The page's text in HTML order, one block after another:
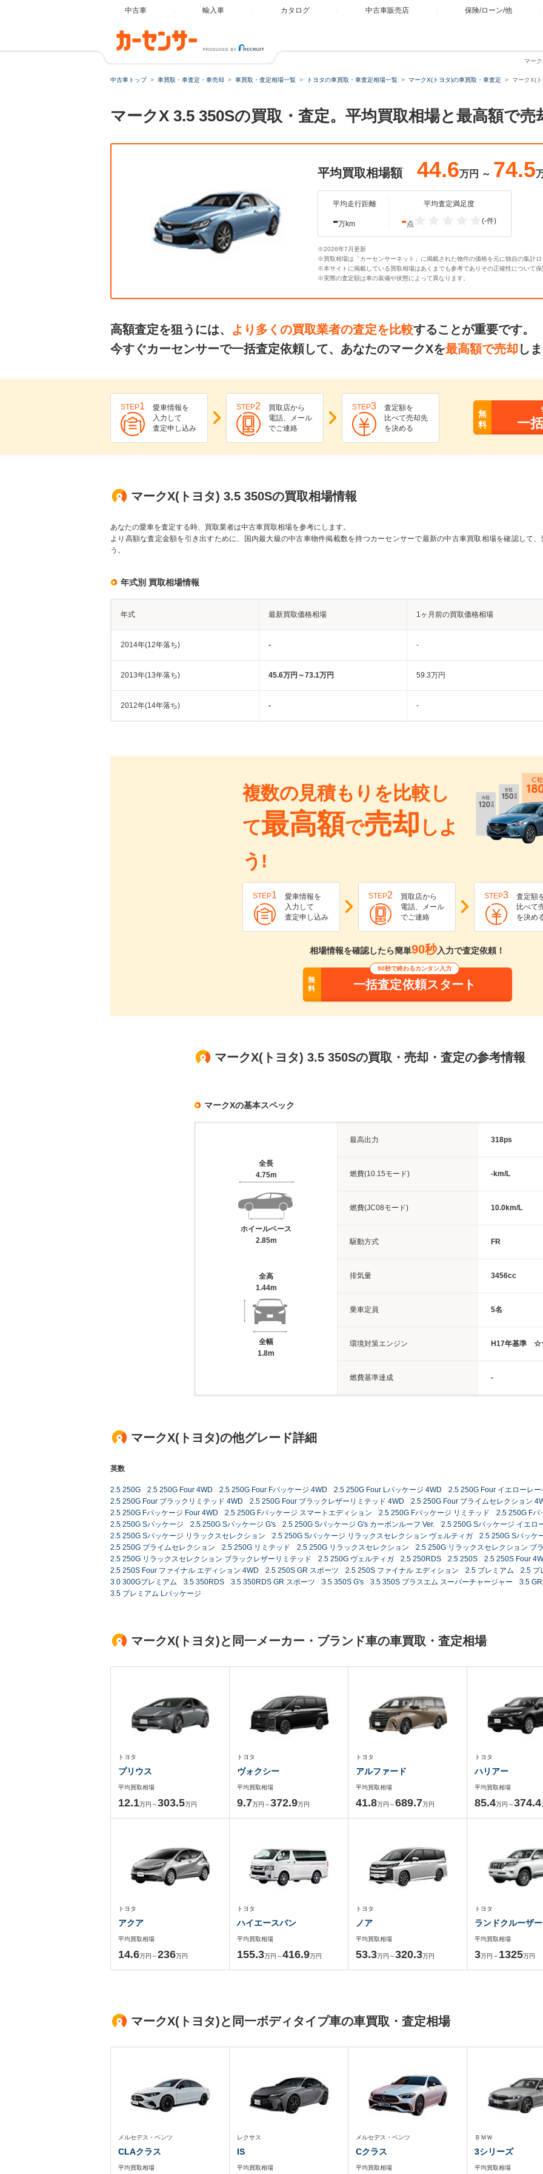
中古車 輸入車 カタログ 中古車販売店 保険/ローン/他
マー
中古車トップ 車買取・車査定・車売却 車買取・査定相場一覧 トヨタの車買取・車査定相場一覧 マークX(トヨタ)の車買取・車査定 マークX(
マークX 3.5 350Sの買取・査定。平均買取相場と最高額で売
平均買取相場額 44.6万円 ～ 74.5
平均走行距離
-万km
平均査定満足度
-点 (-件)
※2026年7月更新
※買取相場は「カーセンサーネット」に掲載された物件の価格を元に独自の集計
※本サイトに掲載している買取相場はあくまでも参考でありその正確性について
※実際の査定額は車の装備や状態によって異なります。
高額査定を狙うには、 より多くの買取業者の査定を比較することが重要です。
今すぐカーセンサーで一括査定依頼して、あなたのマークXを最高額で売却 し
STEP1
愛車情報を
入力して
査定申し込み
STEP2
買取店から
電話、メール
でご連絡
STEP3
査定額を
比べて売却先
を決める
無
料
一
マークX(トヨタ) 3.5 350Sの買取相場情報
あなたの愛車を査定する時、買取業者は中古車買取相場を参考にします。
より高額な査定金額を引き出すために、国内最大級の中古車物件掲載数を持つカーセンサーで最新の中古車買取相場を確認して
う。
年式別 買取相場情報
年式 最新買取価格相場 1ヶ月前の買取価格相場
2014年(12年落ち) - -
2013年(13年落ち) 45.6万円～73.1万円 59.3万円
2012年(14年落ち) - -
複数の見積もりを比較し
て最高額で売却 しよ
う!
STEP1
愛車情報を
入力して
査定申し込み
STEP2
買取店から
電話、メール
でご連絡
STEP3
査定額
比べて
を決め
相場情報を確認したら簡単90秒入力で査定依頼！
無
料
90秒で終わるカンタン入力
一括査定依頼スタート
マークX(トヨタ) 3.5 350Sの買取・売却・査定の参考情報
マークXの基本スペック
全長
4.75m
ホイールベース
2.85m
全高
1.44m
全幅
1.8m
最高出力 318ps
燃費(10.15モード) -km/L
燃費(JC08モード) 10.0km/L
駆動方式 FR
排気量 3456cc
乗車定員 5名
環境対策エンジン H17年基準
燃費基準達成 -
マークX(トヨタ)の他グレード詳細
英数
2.5 250G 2.5 250G Four 4WD 2.5 250G Four Fパッケージ 4WD 2.5 250G Four Lパッケージ 4WD
2.5 250G Four イエローレ
2.5 250G Four ブラックリミテッド 4WD
2.5 250G Four ブラックレザーリミテッド 4WD
2.5 250G Four プライムセレクション
2.5 250G Fパッケージ Four 4WD
2.5 250G Fパッケージ スマートエディション 2.5 250G Fパッケージ リミテッド
2.5 250G Fパ
2.5 250G Sパッケージ
2.5 250G Sパッケージ G's 2.5 250G Sパッケージ G's カーボンルーフ Ver.
2.5 250G Sパッケージ イエロ
2.5 250G Sパッケージ リラックスセレクション
2.5 250G Sパッケージ リラックスセレクション ヴェルティガ
2.5 250G Sパッケ
2.5 250G プライムセレクション
2.5 250G リミテッド 2.5 250G リラックスセレクション
2.5 250G リラックスセレクション ブ
2.5 250G リラックスセレクション ブラックレザーリミテッド
2.5 250G ヴェルティガ 2.5 250RDS 2.5 250S
2.5 250S Four
2.5 250S Four ファイナル エディション 4WD
2.5 250S GR スポーツ 2.5 250S ファイナル エディション 2.5 プレミアム
2.5 プ
3.0 300Gプレミアム
3.5 350RDS 3.5 350RDS GR スポーツ 3.5 350S G's 3.5 350S プラスエム スーパーチャージャー
3.5
3.5 プレミアム Lパッケージ
マークX(トヨタ)と同一メーカー・ブランド車の車買取・査定相場
トヨタ
プリウス
平均買取相場
12.1万円～303.5万円
トヨタ
ヴォクシー
平均買取相場
9.7万円～372.9万円
トヨタ
アルファード
平均買取相場
41.8万円～689.7万円
トヨタ
ハリアー
平均買取相場
85.4万円～374.4
トヨタ
アクア
平均買取相場
14.6万円～236万円
トヨタ
ハイエースバン
平均買取相場
155.3万円～416.9万円
トヨタ
ノア
平均買取相場
53.3万円～320.3万円
トヨタ
ランドクルーザ
平均買取相場
3万円～ 1325万円
マークX(トヨタ)と同一ボディタイプ車の車買取・査定相場
メルセデス・ベンツ
CLAクラス
平均買取相場
レクサス
IS
平均買取相場
メルセデス・ベンツ
Cクラス
平均買取相場
ＢＭＷ
3シリーズ
平均買取相場